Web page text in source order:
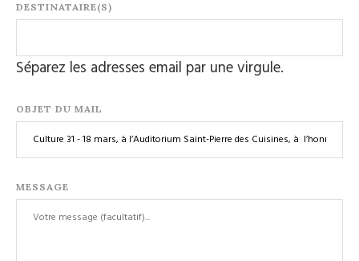
DESTINATAIRE(S)
Séparez les adresses email par une virgule.
OBJET DU MAIL
MESSAGE